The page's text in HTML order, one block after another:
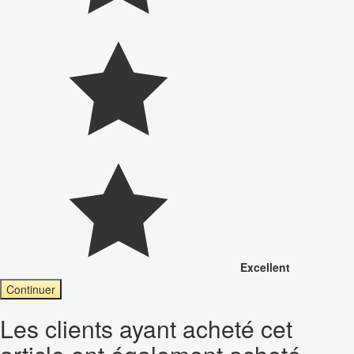
Excellent
Continuer
Les clients ayant acheté cet